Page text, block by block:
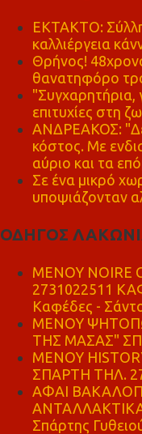
ΕΚΤΑΚΤΟ:
καλλιέργεια
Θρήνος!
θανατηφόρο
"Συγχαρητήρια,
επιτυχίες στη
ΑΝΔΡΕΑΚΟΣ:
κόστος. Με
αύριο και τα
Σε ένα μικρό
υποψιάζονταν
ΟΔΗΓΟΣ
MENOY NOIRE
2731022511
Καφέδες -
ΜΕΝΟΥ
ΤΗΣ ΜΑΣΑΣ"
ΜΕΝΟΥ
ΣΠΑΡΤΗ ΤΗΛ.
ΑΦΑΙ
Σπάρτης